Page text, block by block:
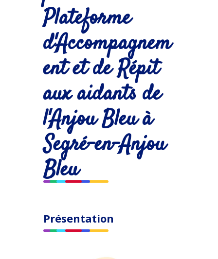
Plateforme
d'Accompagnem
ent et de Répit
aux aidants de
l'Anjou Bleu à
Segré-en-Anjou
Bleu
Présentation